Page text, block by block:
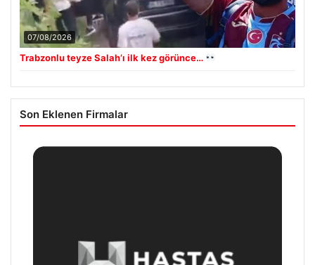
07/08/2026
Trabzonlu teyze Salah’ı ilk kez görünce…
Son Eklenen Firmalar